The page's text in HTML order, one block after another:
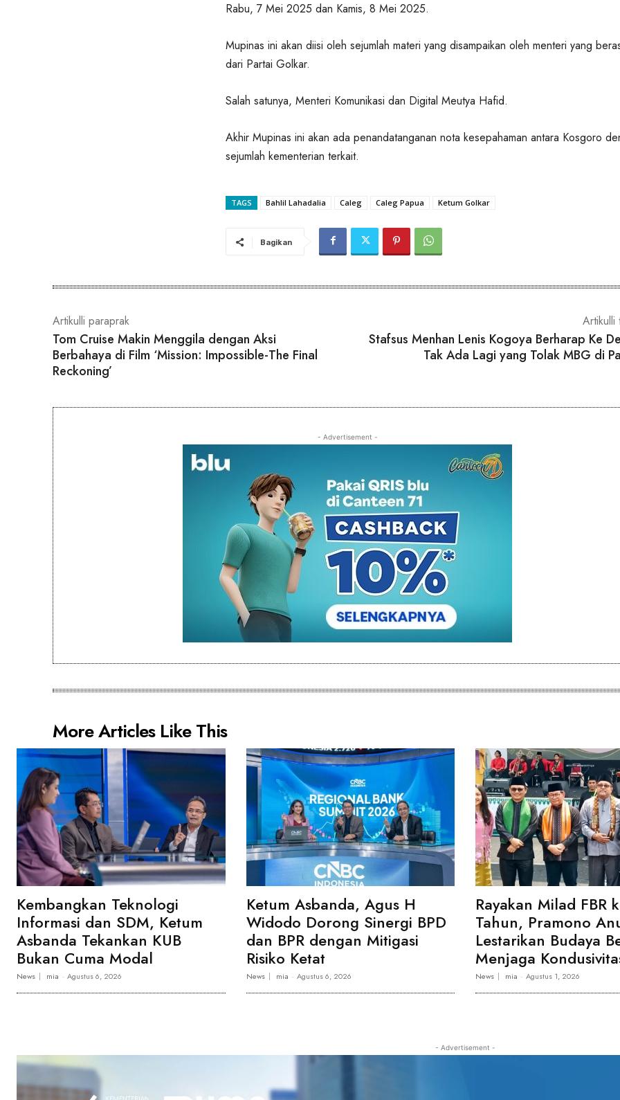
Rabu, 7 Mei 2025 dan Kamis, 8 Mei 2025.
Mupinas ini akan diisi oleh sejumlah materi yang disampaikan oleh menteri yang
dari Partai Golkar.
Salah satunya, Menteri Komunikasi dan Digital Meutya Hafid.
Akhir Mupinas ini akan ada penandatanganan nota kesepahaman antara Kosgoro
sejumlah kementerian terkait.
TAGS Bahlil Lahadalia Caleg Caleg Papua Ketum Golkar
Bagikan
Artikulli paraprak
Tom Cruise Makin Menggila dengan Aksi
Berbahaya di Film ‘Mission: Impossible-The Final
Reckoning’
Artikulli
Stafsus Menhan Lenis Kogoya Berharap Ke
Tak Ada Lagi yang Tolak MBG di
- Advertisement -
More Articles Like This
Kembangkan Teknologi
Informasi dan SDM, Ketum
Asbanda Tekankan KUB
Bukan Cuma Modal
News mia - Agustus 6, 2026
Ketum Asbanda, Agus H
Widodo Dorong Sinergi BPD
dan BPR dengan Mitigasi
Risiko Ketat
News mia - Agustus 6, 2026
Rayakan Milad FBR
Tahun, Pramono
Lestarikan Budaya
Menjaga
News mia - Agustus 1, 2026
- Advertisement -